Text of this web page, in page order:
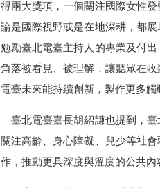
得兩大獎項，一個關注國際女性
論是國際視野或是在地深耕，都
勉勵臺北電臺主持人的專業及付
角落被看見、被理解，讓聽眾在
電臺未來能持續創新，製作更多
臺北電臺臺長胡紹謙也提到，臺
關注高齡、身心障礙、兒少等社
作，推動更具深度與溫度的公共